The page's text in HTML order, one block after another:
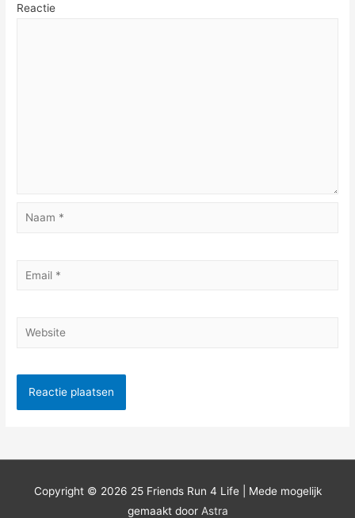
Reactie
Naam
Email
Website
Copyright © 2026 25 Friends Run 4 Life| Mede mogelijk
gemaakt door Astra